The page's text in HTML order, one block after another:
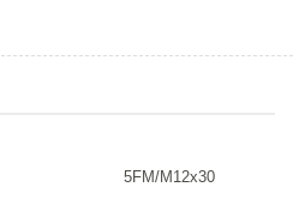
5FM/M12x30